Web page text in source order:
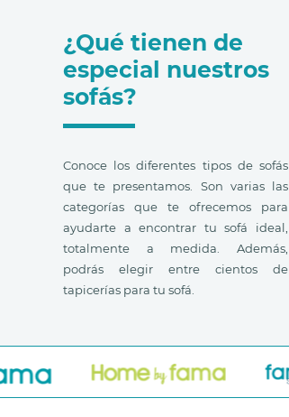
¿Qué tienen de
especial nuestros
sofás?
Conoce los diferentes tipos de sofás
que te presentamos. Son varias las
categorías que te ofrecemos para
ayudarte a encontrar tu sofá ideal,
totalmente a medida. Además,
podrás elegir entre cientos de
tapicerías para tu sofá.